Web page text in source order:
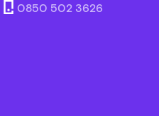
0850 502 3626